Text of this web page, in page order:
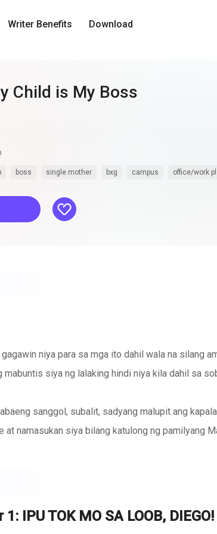
Writer Benefits Download
Child is My Boss
boss single mother bxg campus office/work
like
niya para sa mga ito dahil wala na silang
siya ng lalaking hindi niya kila dahil sa
sanggol, subalit, sadyang malupit ang
namasukan siya bilang katulong ng pamilyang
naman agad siyang pumayag para sa kanyang
dahil ganitong–ganito rin ang paghaplos ng
niya?
1: IPU TOK MO SA LOOB, DIEGO!